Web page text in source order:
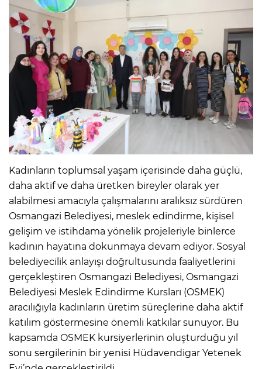
Kadınların toplumsal yaşam içerisinde daha güçlü,
daha aktif ve daha üretken bireyler olarak yer
alabilmesi amacıyla çalışmalarını aralıksız sürdüren
Osmangazi Belediyesi, meslek edindirme, kişisel
gelişim ve istihdama yönelik projeleriyle binlerce
kadının hayatına dokunmaya devam ediyor. Sosyal
belediyecilik anlayışı doğrultusunda faaliyetlerini
gerçekleştiren Osmangazi Belediyesi, Osmangazi
Belediyesi Meslek Edindirme Kursları (OSMEK)
aracılığıyla kadınların üretim süreçlerine daha aktif
katılım göstermesine önemli katkılar sunuyor. Bu
kapsamda OSMEK kursiyerlerinin oluşturduğu yıl
sonu sergilerinin bir yenisi Hüdavendigar Yetenek